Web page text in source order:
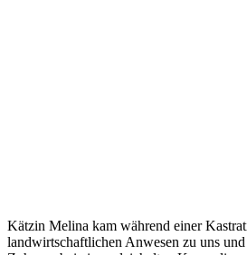
Kätzin Melina kam während einer
landwirtschaftlichen Anwesen zu uns